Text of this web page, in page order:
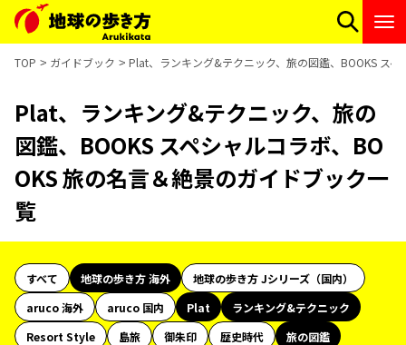
TOP ガイドブック Plat、ランキング&テクニック、旅の図鑑、BOOKS ス
Plat、ランキング&テクニック、旅の
図鑑、BOOKS スペシャルコラボ、BO
OKS 旅の名言＆絶景のガイドブック一
覧
すべて 地球の歩き方 海外
地球の歩き方 Jシリーズ（国内）
aruco 海外
aruco 国内 Plat
ランキング&テクニック
Resort Style
島旅 御朱印 歴史時代
旅の図鑑